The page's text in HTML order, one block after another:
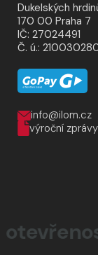
Dukelských
170 00 Praha 7
IČ: 27024491
Č. ú.:
info@ilom.cz
výroční zprávy